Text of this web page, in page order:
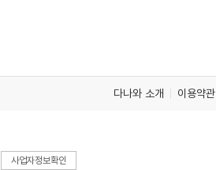
다나와 소개 이용약관
사업자정보확인